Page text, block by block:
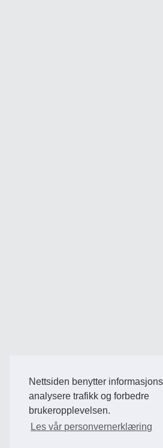
Nettsiden benytter
analysere trafikk og forbedre
brukeropplevelsen.
Les vår personvernerklæring